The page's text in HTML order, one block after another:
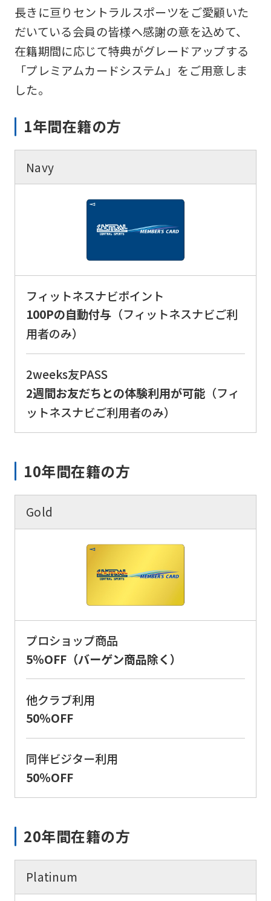
長きに亘りセントラルスポーツをご愛顧いた
だいている会員の皆様へ感謝の意を込めて、
在籍期間に応じて特典がグレードアップする
「プレミアムカードシステム」をご用意しま
した。
1年間在籍の方
Navy
フィットネスナビポイント
100Pの自動付与（フィットネスナビご利
用者のみ）
2weeks友PASS
2週間お友だちとの体験利用が可能（フィ
ットネスナビご利用者のみ）
10年間在籍の方
Gold
プロショップ商品
5％OFF（バーゲン商品除く）
他クラブ利用
50％OFF
同伴ビジター利用
50％OFF
20年間在籍の方
Platinum
Central
Sports
translated
into
English.
the
link
(start
automatic
return
top
if
use